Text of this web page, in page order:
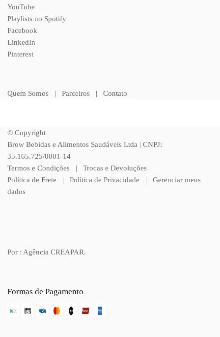
YouTube
Playlists no Spotify
Facebook
LinkedIn
Pinterest
Quem Somos | Parceiros | Contato
© Copyright
Brow Bebidas e Alimentos Saudáveis Ltda | CNPJ:
35.165.725/0001-14
Termos e Condições | Trocas e Devoluções
Política de Frete | Política de Privacidade | Gerenciar meus
dados
Por : Agência CREAPAR.
Formas de Pagamento